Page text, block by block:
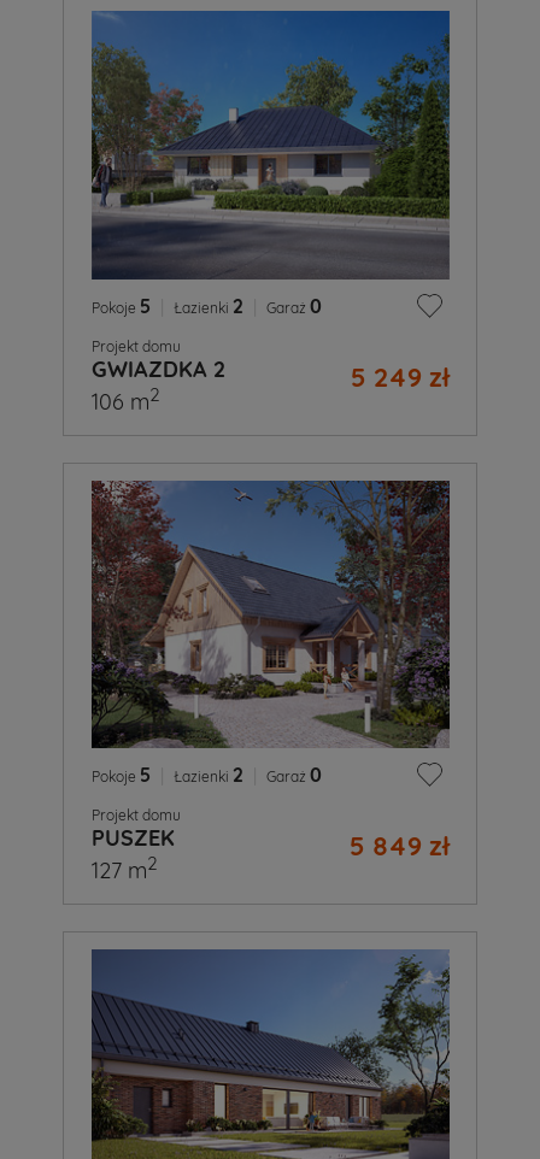
Pokoje 5 Łazienki 2 Garaż 0
Projekt domu
GWIAZDKA 2 5 249 zł
106 m2
Pokoje 5 Łazienki 2 Garaż 0
Projekt domu
PUSZEK 5 849 zł
127 m2